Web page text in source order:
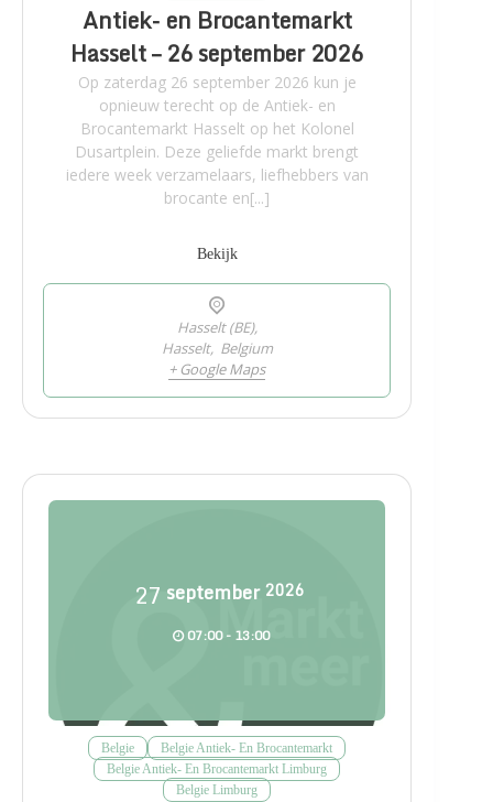
Antiek- en Brocantemarkt
Hasselt – 26 september 2026
Op zaterdag 26 september 2026 kun je
opnieuw terecht op de Antiek- en
Brocantemarkt Hasselt op het Kolonel
Dusartplein. Deze geliefde markt brengt
iedere week verzamelaars, liefhebbers van
brocante en[...]
Bekijk
Hasselt (BE),
Hasselt, Belgium
+ Google Maps
27 september 2026
07:00 - 13:00
Belgie
Belgie Antiek- En Brocantemarkt
Belgie Antiek- En Brocantemarkt Limburg
Belgie Limburg